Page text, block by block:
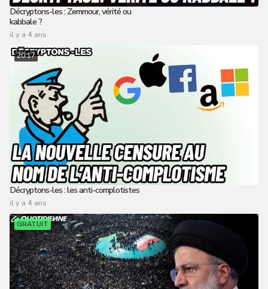
Décryptons-les : Zemmour, vérité ou
kabbale ?
il y a 4 ans
20:17
Décryptons-les : les anti-complotistes
il y a 4 ans
GRATUIT